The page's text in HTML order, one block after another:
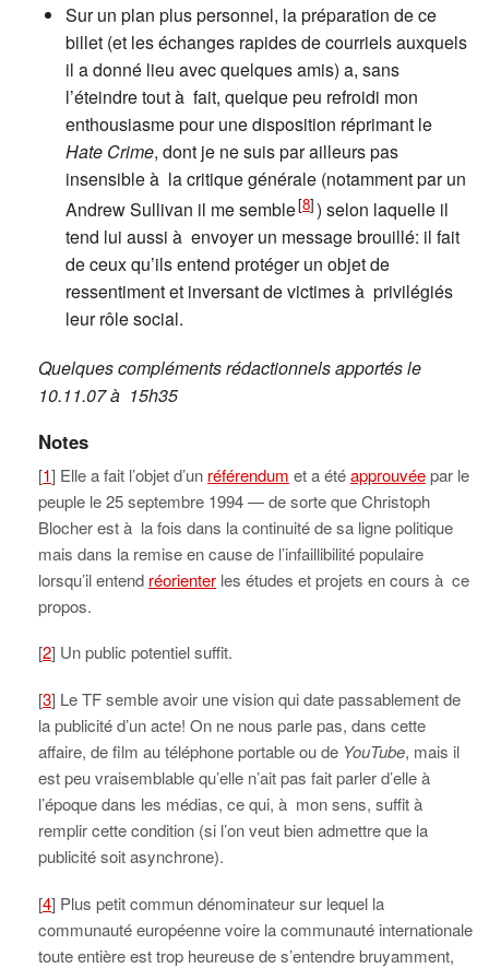
Sur un plan plus personnel, la préparation de ce
billet (et les échanges rapides de courriels auxquels
il a donné lieu avec quelques amis) a, sans
l’éteindre tout à fait, quelque peu refroidi mon
enthousiasme pour une disposition réprimant le
Hate Crime, dont je ne suis par ailleurs pas
insensible à la critique générale (notamment par un
Andrew Sullivan il me semble[8]) selon laquelle il
tend lui aussi à envoyer un message brouillé: il fait
de ceux qu’ils entend protéger un objet de
ressentiment et inversant de victimes à privilégiés
leur rôle social.
Quelques compléments rédactionnels apportés le
10.11.07 à 15h35
Notes
[1] Elle a fait l’objet d’un référendum et a étéapprouvéepar le
peuple le 25 septembre 1994 — de sorte que Christoph
Blocher est à la fois dans la continuité de sa ligne politique
mais dans la remise en cause de l’infaillibilité populaire
lorsqu’il entend réorienter les études et projets en cours à ce
propos.
[2] Un public potentiel suffit.
[3] Le TF semble avoir une vision qui date passablement de
la publicité d’un acte! On ne nous parle pas, dans cette
affaire, de film au téléphone portable ou de YouTube, mais il
est peu vraisemblable qu’elle n’ait pas fait parler d’elle à
l’époque dans les médias, ce qui, à mon sens, suffit à
remplir cette condition (si l’on veut bien admettre que la
publicité soit asynchrone).
[4] Plus petit commun dénominateur sur lequel la
communauté européenne voire la communauté internationale
toute entière est trop heureuse de s’entendre bruyamment,